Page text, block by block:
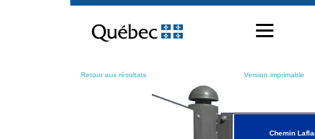
contenu
Retour aux résultats Version imprimable
Chemin